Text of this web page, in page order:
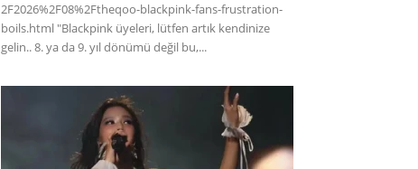
2F2026%2F08%2Ftheqoo-blackpink-fans-frustration-
boils.html "Blackpink üyeleri, lütfen artık kendinize
gelin.. 8. ya da 9. yıl dönümü değil bu,...